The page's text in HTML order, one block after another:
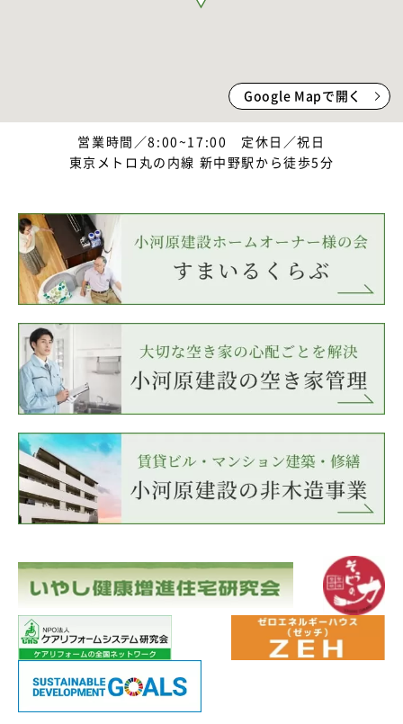
Google Mapで開く
営業時間／8:00~17:00 定休日／祝日
東京メトロ丸の内線 新中野駅から徒歩5分